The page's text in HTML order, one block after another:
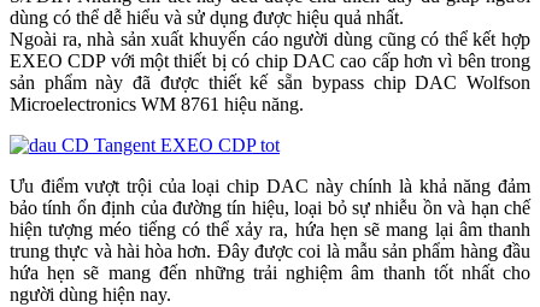
dùng có thể dễ hiểu và sử dụng được hiệu quả nhất.
Ngoài ra, nhà sản xuất khuyến cáo người dùng cũng có thể kết hợp
EXEO CDP với một thiết bị có chip DAC cao cấp hơn vì bên trong
sản phẩm này đã được thiết kế sẵn bypass chip DAC Wolfson
Microelectronics WM 8761 hiệu năng.
Ưu điểm vượt trội của loại chip DAC này chính là khả năng đảm
bảo tính ổn định của đường tín hiệu, loại bỏ sự nhiễu ồn và hạn chế
hiện tượng méo tiếng có thể xảy ra, hứa hẹn sẽ mang lại âm thanh
trung thực và hài hòa hơn. Đây được coi là mẫu sản phẩm hàng đầu
hứa hẹn sẽ mang đến những trải nghiệm âm thanh tốt nhất cho
người dùng hiện nay.